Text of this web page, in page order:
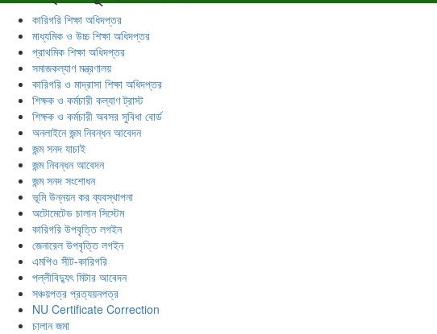
কারিগরি শিক্ষা অধিদপ্তর
মাধ্যমিক ও উচ্চ শিক্ষা অধিদপ্তর
প্রাথমিক শিক্ষা অধিদপ্তর
সমাজকল্যাণ মন্ত্রণালয়
কারিগরি ও মাদ্রাসা শিক্ষা অধিদপ্তর
শিক্ষক ও কর্মচারী কল্যাণ ট্রাস্ট
শিক্ষক ও কর্মচারী অবসর সুবিধা বোর্ড
অনলাইনে জন্ম নিবন্ধন আবেদন
জন্ম সনদ যাচাই
জন্ম নিবন্ধন আবেদন
জন্ম সনদ সংশোধন
ভূমি উন্নয়ন কর ব্যবস্থাপনা
অটোমেটেড চালান সিস্টেম
কারিগরি উপবৃত্তি লগইন
জেনারেল উপবৃত্তি লগইন
এমপিও সীট-কারিগরি
পল্লীবিদ্যুৎ মিটার আবেদন
সঞ্চয়পত্র প্রত্যয়নপত্র
NU Certificate Correction
চালান জমা